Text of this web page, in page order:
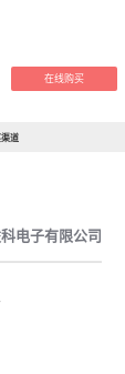
在线购买
道
电子有限公司